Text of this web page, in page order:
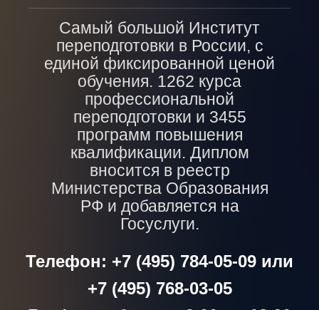
Самый большой Институт
переподготовки в России, с
единой фиксированной ценой
обучения. 1262 курса
профессиональной
переподготовки и 3455
программ повышения
квалификации. Диплом
вносится в реестр
Министерства Образования
РФ и добавляется на
Госуслуги.
Телефон: +7 (495) 784-05-09 или
+7 (495) 768-03-05